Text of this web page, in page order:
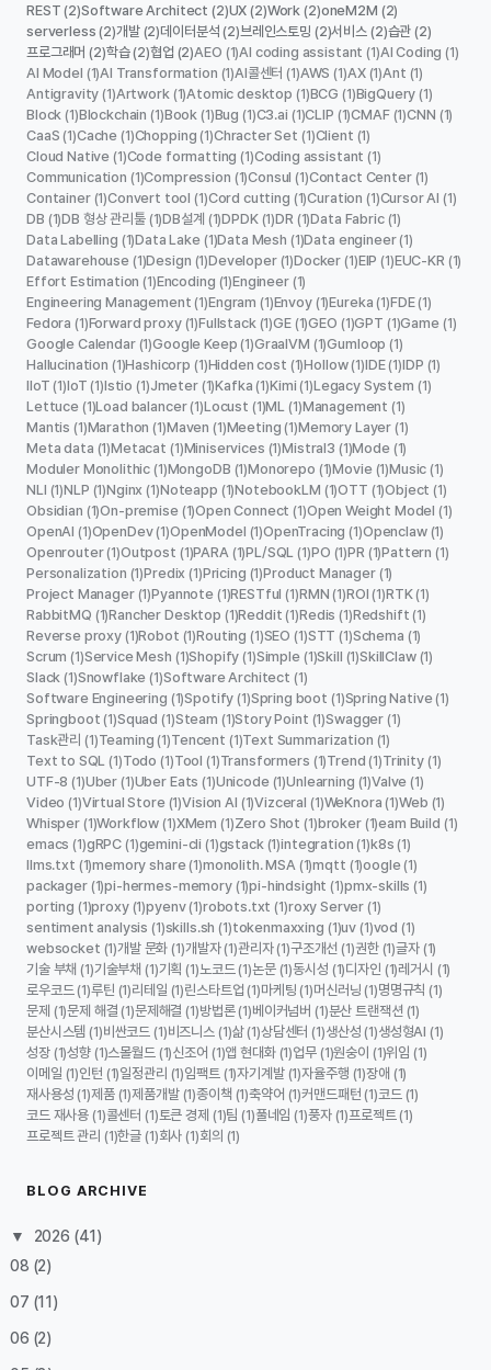
REST (2)Software Architect (2)UX (2)Work (2)oneM2M (2)
serverless (2)개발 (2)데이터분석 (2)브레인스토밍 (2)서비스 (2)습관 (2)
프로그래머 (2)학습 (2)협업 (2)AEO (1)AI coding assistant (1)AI Coding (1)
AI Model (1)AI Transformation (1)AI콜센터 (1)AWS (1)AX (1)Ant (1)
Antigravity (1)Artwork (1)Atomic desktop (1)BCG (1)BigQuery (1)
Block (1)Blockchain (1)Book (1)Bug (1)C3.ai (1)CLIP (1)CMAF (1)CNN (1)
CaaS (1)Cache (1)Chopping (1)Chracter Set (1)Client (1)
Cloud Native (1)Code formatting (1)Coding assistant (1)
Communication (1)Compression (1)Consul (1)Contact Center (1)
Container (1)Convert tool (1)Cord cutting (1)Curation (1)Cursor AI (1)
DB (1)DB 형상 관리툴 (1)DB설계 (1)DPDK (1)DR (1)Data Fabric (1)
Data Labelling (1)Data Lake (1)Data Mesh (1)Data engineer (1)
Datawarehouse (1)Design (1)Developer (1)Docker (1)EIP (1)EUC-KR (1)
Effort Estimation (1)Encoding (1)Engineer (1)
Engineering Management (1)Engram (1)Envoy (1)Eureka (1)FDE (1)
Fedora (1)Forward proxy (1)Fullstack (1)GE (1)GEO (1)GPT (1)Game (1)
Google Calendar (1)Google Keep (1)GraalVM (1)Gumloop (1)
Hallucination (1)Hashicorp (1)Hidden cost (1)Hollow (1)IDE (1)IDP (1)
IIoT (1)IoT (1)Istio (1)Jmeter (1)Kafka (1)Kimi (1)Legacy System (1)
Lettuce (1)Load balancer (1)Locust (1)ML (1)Management (1)
Mantis (1)Marathon (1)Maven (1)Meeting (1)Memory Layer (1)
Meta data (1)Metacat (1)Miniservices (1)Mistral3 (1)Mode (1)
Moduler Monolithic (1)MongoDB (1)Monorepo (1)Movie (1)Music (1)
NLI (1)NLP (1)Nginx (1)Noteapp (1)NotebookLM (1)OTT (1)Object (1)
Obsidian (1)On-premise (1)Open Connect (1)Open Weight Model (1)
OpenAI (1)OpenDev (1)OpenModel (1)OpenTracing (1)Openclaw (1)
Openrouter (1)Outpost (1)PARA (1)PL/SQL (1)PO (1)PR (1)Pattern (1)
Personalization (1)Predix (1)Pricing (1)Product Manager (1)
Project Manager (1)Pyannote (1)RESTful (1)RMN (1)ROI (1)RTK (1)
RabbitMQ (1)Rancher Desktop (1)Reddit (1)Redis (1)Redshift (1)
Reverse proxy (1)Robot (1)Routing (1)SEO (1)STT (1)Schema (1)
Scrum (1)Service Mesh (1)Shopify (1)Simple (1)Skill (1)SkillClaw (1)
Slack (1)Snowflake (1)Software Architect (1)
Software Engineering (1)Spotify (1)Spring boot (1)Spring Native (1)
Springboot (1)Squad (1)Steam (1)Story Point (1)Swagger (1)
Task관리 (1)Teaming (1)Tencent (1)Text Summarization (1)
Text to SQL (1)Todo (1)Tool (1)Transformers (1)Trend (1)Trinity (1)
UTF-8 (1)Uber (1)Uber Eats (1)Unicode (1)Unlearning (1)Valve (1)
Video (1)Virtual Store (1)Vision AI (1)Vizceral (1)WeKnora (1)Web (1)
Whisper (1)Workflow (1)XMem (1)Zero Shot (1)broker (1)eam Build (1)
emacs (1)gRPC (1)gemini-cli (1)gstack (1)integration (1)k8s (1)
llms.txt (1)memory share (1)monolith. MSA (1)mqtt (1)oogle (1)
packager (1)pi-hermes-memory (1)pi-hindsight (1)pmx-skills (1)
porting (1)proxy (1)pyenv (1)robots.txt (1)roxy Server (1)
sentiment analysis (1)skills.sh (1)tokenmaxxing (1)uv (1)vod (1)
websocket (1)개발 문화 (1)개발자 (1)관리자 (1)구조개선 (1)권한 (1)글자 (1)
기술 부채 (1)기술부채 (1)기획 (1) 노코드 (1)논문 (1)동시성 (1)디자인 (1)레거시 (1)
로우코드 (1)루틴 (1)리테일 (1)린스타트업 (1)마케팅 (1)머신러닝 (1)명명규칙 (1)
문제 (1)문제 해결 (1)문제해결 (1)방법론 (1)베이커넘버 (1)분산 트랜잭션 (1)
분산시스템 (1)비싼코드 (1)비즈니스 (1)삶 (1)상담센터 (1)생산성 (1)생성형AI (1)
성장 (1)성향 (1)스몰월드 (1)신조어 (1)앱 현대화 (1)업무 (1)원숭이 (1)위임 (1)
이메일 (1)인턴 (1)일정관리 (1)임팩트 (1)자기계발 (1)자율주행 (1)장애 (1)
재사용성 (1)제품 (1)제품개발 (1)종이책 (1)축약어 (1)커맨드패턴 (1)코드 (1)
코드 재사용 (1)콜센터 (1) 토큰 경제 (1)팀 (1)풀네임 (1)풍자 (1)프로젝트 (1)
프로젝트 관리 (1)한글 (1)회사 (1)회의 (1)
BLOG ARCHIVE
▼ 2026 (41)
08 (2)
07 (11)
06 (2)